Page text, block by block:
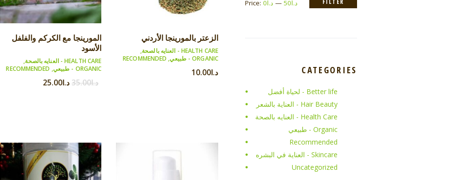
الزعتر بالمورينجا الأردني
HEALTH CARE - العنايه بالصحة
,
ORGANIC - طبيعي
,
RECOMMENDED
د.ا10.00
المورينجا مع الكركم والفلفل
الأسود
HEALTH CARE - العنايه بالصحة
,
ORGANIC - طبيعي
,
RECOMMENDED
د.ا35.00 د.ا25.00
FILTER
Price: د.ا0 — د.ا50
CATEGORIES
Better life - لحياة أفضل
Hair Beauty - العناية بالشعر
Health Care - العنايه بالصحة
Organic - طبيعي
Recommended
Skincare - العناية في البشره
Uncategorized